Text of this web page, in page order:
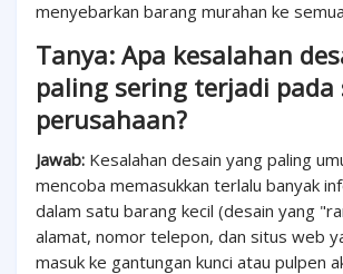
menyebarkan barang murahan ke
Tanya: Apa kesalahan
paling sering terjadi pada
perusahaan?
Jawab: Kesalahan desain yang paling
mencoba memasukkan terlalu banyak
dalam satu barang kecil (desain yang
alamat, nomor telepon, dan situs web
masuk ke gantungan kunci atau pulpen